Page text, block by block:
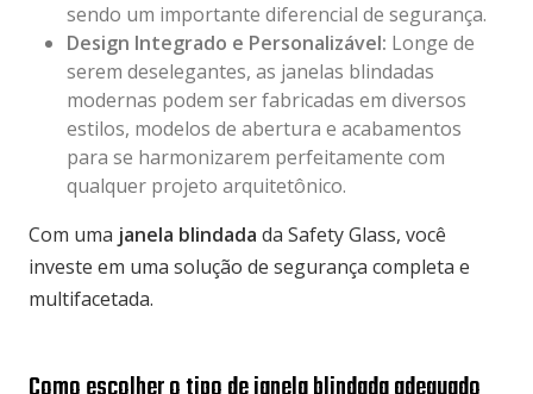
sendo um importante diferencial de segurança.
Design Integrado e Personalizável: Longe de
serem deselegantes, as janelas blindadas
modernas podem ser fabricadas em diversos
estilos, modelos de abertura e acabamentos
para se harmonizarem perfeitamente com
qualquer projeto arquitetônico.
Com uma janela blindada da Safety Glass, você
investe em uma solução de segurança completa e
multifacetada.